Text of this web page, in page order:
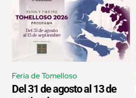
Feria de Tomelloso
Del 31 de agosto al 13 de